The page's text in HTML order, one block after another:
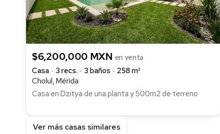
$6,200,000 MXN en venta
Casa
3 recs. 3 baños
258 m²
Cholul, Mérida
Casa en Dzitya de una planta y 500m2 de terreno
Ver más casas similares